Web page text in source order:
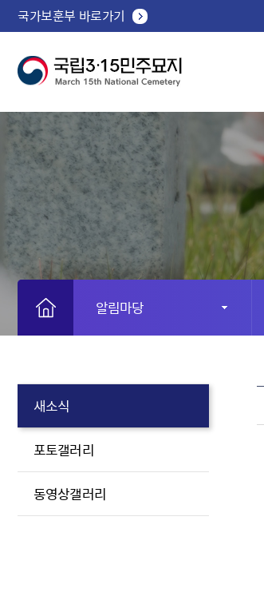
국가보훈부 바로가기
알림마당
새소식
포토갤러리
동영상갤러리